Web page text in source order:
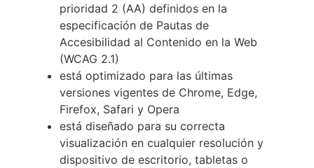
prioridad 2 (AA) definidos en la
especificación de Pautas de
Accesibilidad al Contenido en la Web
(WCAG 2.1)
está optimizado para las últimas
versiones vigentes de Chrome, Edge,
Firefox, Safari y Opera
está diseñado para su correcta
visualización en cualquier resolución y
dispositivo de escritorio, tabletas o